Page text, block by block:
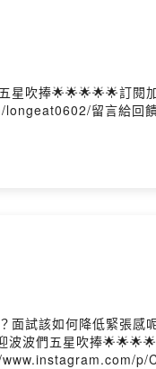
吹捧🌟🌟🌟🌟🌟訂閱加
留言給回
試該如何降低緊張感
波們五星吹捧
p/